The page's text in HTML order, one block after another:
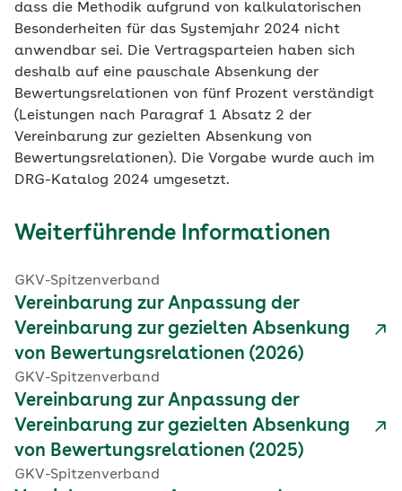
dass die Methodik aufgrund von kalkulatorischen
Besonderheiten für das Systemjahr 2024 nicht
anwendbar sei. Die Vertragsparteien haben sich
deshalb auf eine pauschale Absenkung der
Bewertungsrelationen von fünf Prozent verständigt
(Leistungen nach Paragraf 1 Absatz 2 der
Vereinbarung zur gezielten Absenkung von
Bewertungsrelationen). Die Vorgabe wurde auch im
DRG-Katalog 2024 umgesetzt.
Weiterführende Informationen
GKV-Spitzenverband
Vereinbarung zur Anpassung der
Vereinbarung zur gezielten Absenkung
von Bewertungsrelationen (2026)
GKV-Spitzenverband
Vereinbarung zur Anpassung der
Vereinbarung zur gezielten Absenkung
von Bewertungsrelationen (2025)
GKV-Spitzenverband